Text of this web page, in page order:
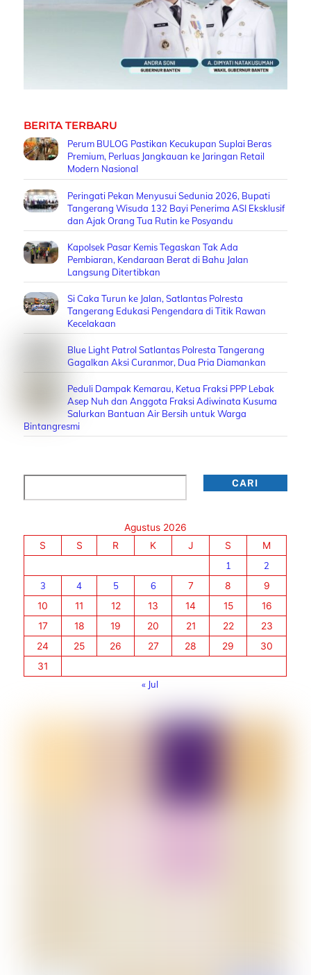
BERITA TERBARU
Perum BULOG Pastikan Kecukupan Suplai Beras
Premium, Perluas Jangkauan ke Jaringan Retail
Modern Nasional
Peringati Pekan Menyusui Sedunia 2026, Bupati
Tangerang Wisuda 132 Bayi Penerima ASI Eksklusif
dan Ajak Orang Tua Rutin ke Posyandu
Kapolsek Pasar Kemis Tegaskan Tak Ada
Pembiaran, Kendaraan Berat di Bahu Jalan
Langsung Ditertibkan
Si Caka Turun ke Jalan, Satlantas Polresta
Tangerang Edukasi Pengendara di Titik Rawan
Kecelakaan
Blue Light Patrol Satlantas Polresta Tangerang
Gagalkan Aksi Curanmor, Dua Pria Diamankan
Peduli Dampak Kemarau, Ketua Fraksi PPP Lebak
Asep Nuh dan Anggota Fraksi Adiwinata Kusuma
Salurkan Bantuan Air Bersih untuk Warga
Bintangresmi
CARI
Agustus 2026
S
S R K J S
M
1
2
3
4 5 6 7 8
9
10
11 12 13 14 15
16
17
18 19 20 21 22
23
24
25 26 27 28 29
30
31
« Jul